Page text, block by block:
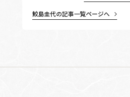
鮫島圭代の記事一覧ページへ